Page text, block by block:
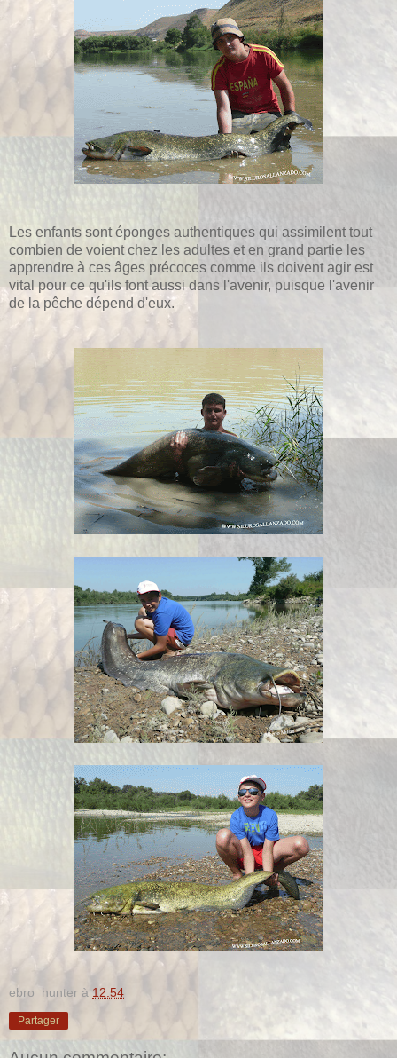
Les enfants sont éponges authentiques qui assimilent tout
combien de voient chez les adultes et en grand partie les
apprendre à ces âges précoces comme ils doivent agir est
vital pour ce qu'ils font aussi dans l'avenir, puisque l'avenir
de la pêche dépend d'eux.
ebro_hunter à 12:54
Partager